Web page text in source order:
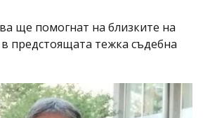
ще помогнат на близките на
предстоящата тежка съдебна